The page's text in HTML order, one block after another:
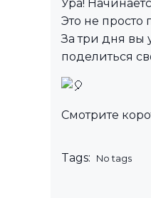
Ура!
Это не
За три дня вы
поделиться
Смотрите
Tags: No tags